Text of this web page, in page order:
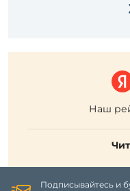
Наш
Подписывайтесь и